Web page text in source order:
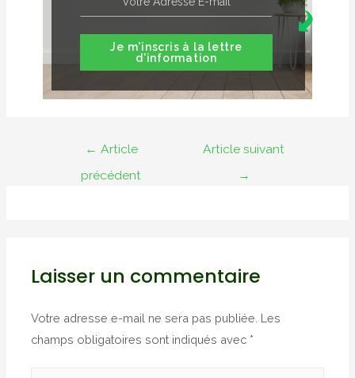
Je m'inscris à la lettre
d'information
Navigation
l’article
← Article
précédent
Article suivant
→
Laisser un commentaire
Votre adresse e-mail ne sera pas publiée. Les
champs obligatoires sont indiqués avec *